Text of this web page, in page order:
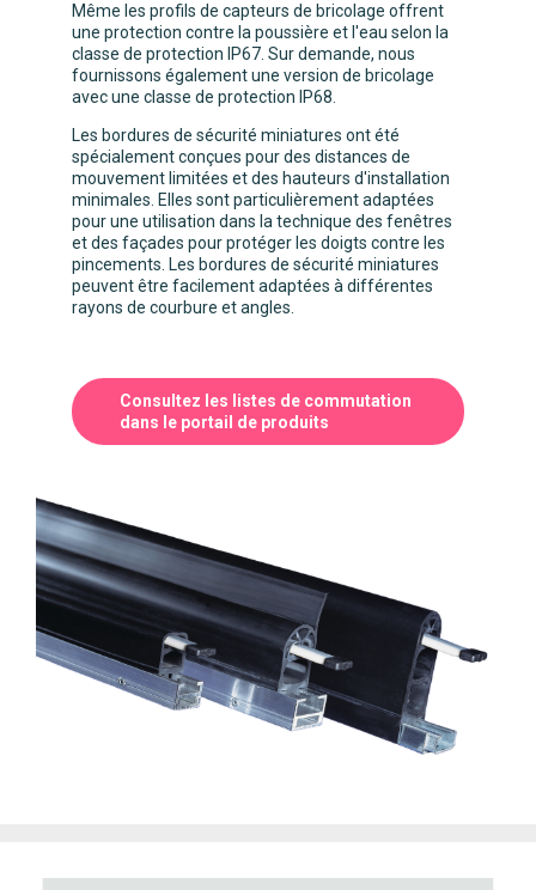
Même les profils de capteurs de bricolage offrent
une protection contre la poussière et l'eau selon la
classe de protection IP67. Sur demande, nous
fournissons également une version de bricolage
avec une classe de protection IP68.
Les bordures de sécurité miniatures ont été
spécialement conçues pour des distances de
mouvement limitées et des hauteurs d'installation
minimales. Elles sont particulièrement adaptées
pour une utilisation dans la technique des fenêtres
et des façades pour protéger les doigts contre les
pincements. Les bordures de sécurité miniatures
peuvent être facilement adaptées à différentes
rayons de courbure et angles.
Consultez les listes de commutation
dans le portail de produits